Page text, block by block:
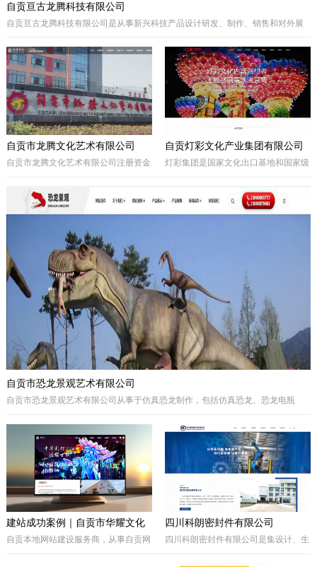
自贡亘古龙腾科技有限公司
自贡亘古龙腾科技有限公司是从事新兴科技产品设计研发、制作、销售和对外展
架、仿真远古植物、埋藏挖掘现场和行走恐龙服等仿真产品，现已成为行业内的
领军企业。
自贡灯彩文化产业集团有限公司
灯彩集团是国家文化出口基地和国家级
企业，集团子公司新亚彩灯是连续多年
由中央五部委联合授予的国家文化出口
州、安徽、甘肃、加拿大、美国等多个
控股合作团队。集团从…
自贡市龙腾文化艺术有限公司
自贡市龙腾文化艺术有限公司注册资金
之乡、中国灯城”美誉的四川省自贡
市。拥有“占地100余亩的中国彩灯仿真
司从事彩灯艺术工程、彩车彩船巡游工
程、趣味式景观游乐器具、景观雕塑工
程、城市文化符号美化亮化工程，以及
仿真恐龙、仿真动植物、化石制作和演
绎程控机器人研发生产。
自贡市恐龙景观艺术有限公司
自贡市恐龙景观艺术有限公司从事于仿真恐龙制作，包括仿真恐龙、恐龙电瓶
建站成功案例｜自贡市华耀文化
艺术有限公司官网定制开发项目
自贡本地网站建设服务商，从事自贡网
四川科朗密封件有限公司
四川科朗密封件有限公司是集设计、生